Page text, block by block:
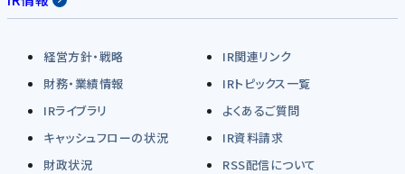
経営方針・戦略
IR関連リンク
財務・業績情報
IRトピックス一覧
IRライブラリ
よくあるご質問
キャッシュフローの状況
IR資料請求
財政状況
RSS配信について